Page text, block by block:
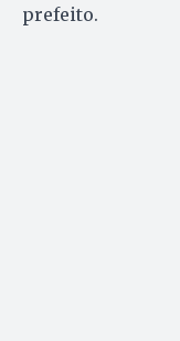
prefeito.